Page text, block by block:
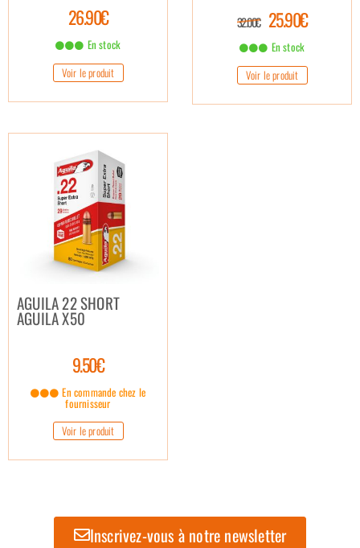
26.90€
En stock
Voir le produit
32.00€ 25.90€
En stock
Voir le produit
AGUILA 22 SHORT
AGUILA X50
9.50€
En commande chez le
fournisseur
Voir le produit
Inscrivez-vous à notre newsletter